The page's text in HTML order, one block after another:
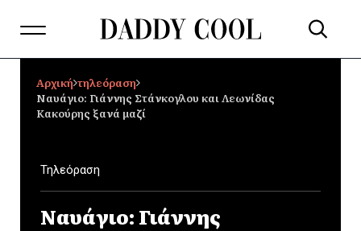
Αρχική τηλεόραση
Ναυάγιο: Γιάννης Στάνκογλου και Λεωνίδας
Κακούρης ξανά μαζί
Τηλεόραση
Ναυάγιο: Γιάννης